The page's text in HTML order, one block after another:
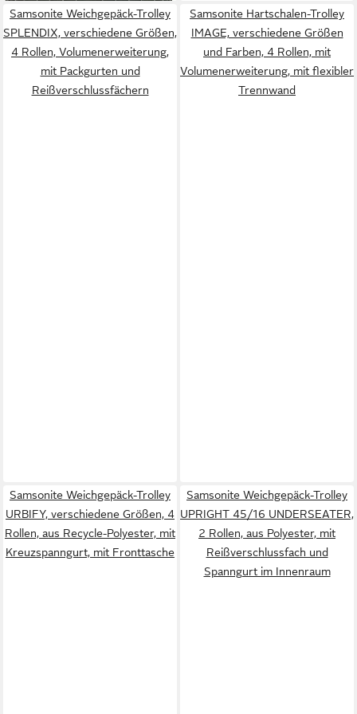
Samsonite Weichgepäck-Trolley
SPLENDIX, verschiedene Größen,
4 Rollen, Volumenerweiterung,
mit Packgurten und
Reißverschlussfächern
Samsonite Hartschalen-Trolley
IMAGE, verschiedene Größen
und Farben, 4 Rollen, mit
Volumenerweiterung, mit flexibler
Trennwand
Samsonite Weichgepäck-Trolley
URBIFY, verschiedene Größen, 4
Rollen, aus Recycle-Polyester, mit
Kreuzspanngurt, mit Fronttasche
Samsonite Weichgepäck-Trolley
UPRIGHT 45/16 UNDERSEATER,
2 Rollen, aus Polyester, mit
Reißverschlussfach und
Spanngurt im Innenraum